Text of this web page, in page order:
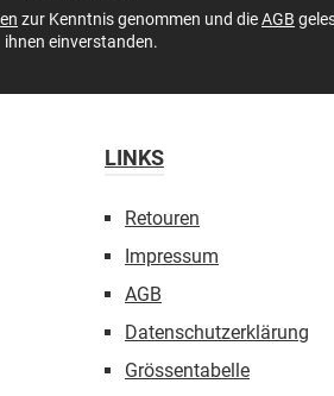
zur Kenntnis genommen und dieAGB
ihnen einverstanden.
LINKS
Retouren
Impressum
AGB
Datenschutzerklärung
Grössentabelle